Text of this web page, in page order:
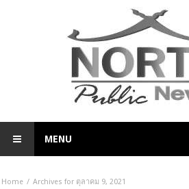
MENU
Home Archives for ตุลาคม 9, 2021